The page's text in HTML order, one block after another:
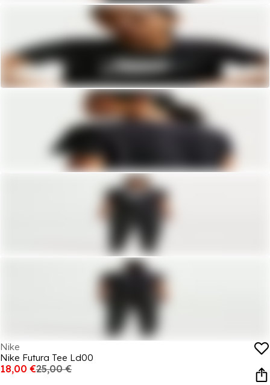
Nike
Nike Futura Tee Ld00
18,00 €25,00 €